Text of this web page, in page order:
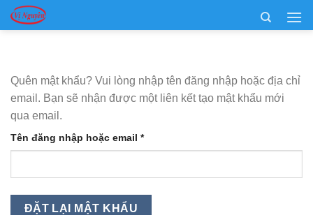
Chuyển
đến
Quên mật khẩu? Vui lòng nhập tên đăng nhập hoặc địa chỉ
email. Bạn sẽ nhận được một liên kết tạo mật khẩu mới
qua email.
Tên đăng nhập hoặc email *Bắt
buộc
ĐẶT LẠI MẬT KHẨU